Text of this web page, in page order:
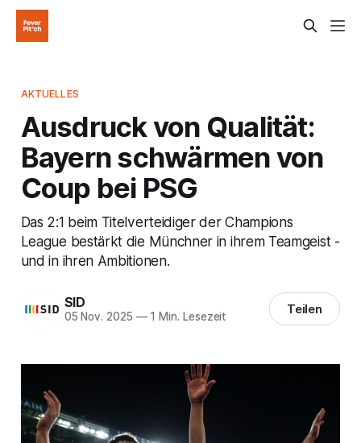
AKTUELLES
Ausdruck von Qualität:
Bayern schwärmen von
Coup bei PSG
Das 2:1 beim Titelverteidiger der Champions
League bestärkt die Münchner in ihrem Teamgeist -
und in ihren Ambitionen.
SID
05 Nov. 2025 —1 Min. Lesezeit Teilen